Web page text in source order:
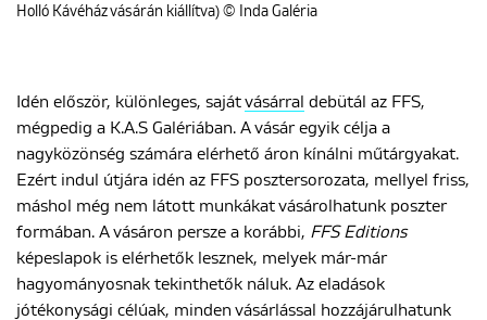
Holló Kávéház vásárán kiállítva) © Inda Galéria
Idén először, különleges, sajátvásárral debütál az FFS,
mégpedig a K.A.S Galériában. A vásár egyik célja a
nagyközönség számára elérhető áron kínálni műtárgyakat.
Ezért indul útjára idén az FFS posztersorozata, mellyel friss,
máshol még nem látott munkákat vásárolhatunk poszter
formában. A vásáron persze a korábbi, FFS Editions
képeslapok is elérhetők lesznek, melyek már-már
hagyományosnak tekinthetők náluk. Az eladások
jótékonysági célúak, minden vásárlással hozzájárulhatunk